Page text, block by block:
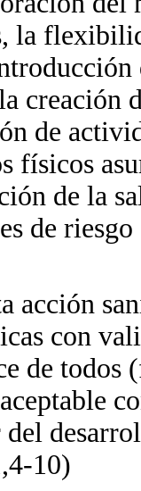
la
creación
de
físicos
de la
de
acción
con
de
10)